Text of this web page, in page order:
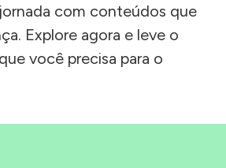
com conteúdos que
Explore agora e leve o
você precisa para o